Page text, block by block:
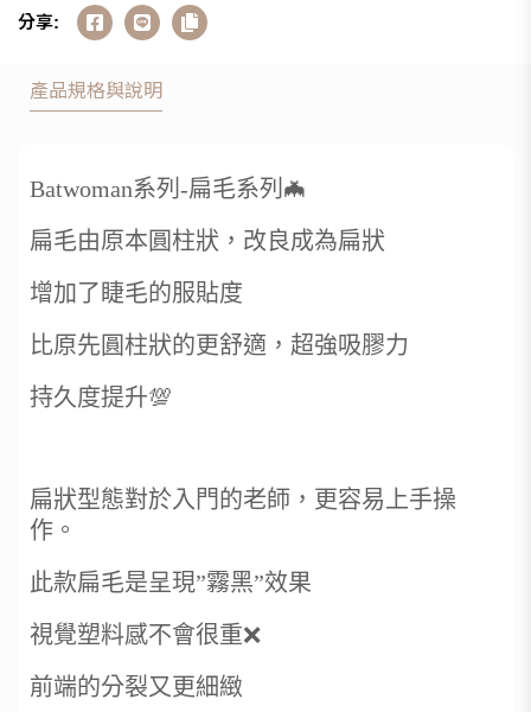
分享:
產品規格與說明
Batwoman系列-扁毛系列🦇
扁毛由原本圓柱狀，改良成為扁狀
增加了睫毛的服貼度
比原先圓柱狀的更舒適，超強吸膠力
持久度提升💯
扁狀型態對於入門的老師，更容易上手操
作。
此款扁毛是呈現”霧黑”效果
視覺塑料感不會很重❌
前端的分裂又更細緻